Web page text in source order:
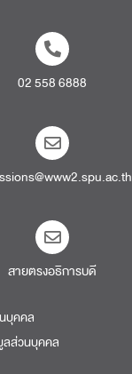
02 558 6888
สายตรงอธิการบดี​
บุคคล
ลส่วนบุคคล